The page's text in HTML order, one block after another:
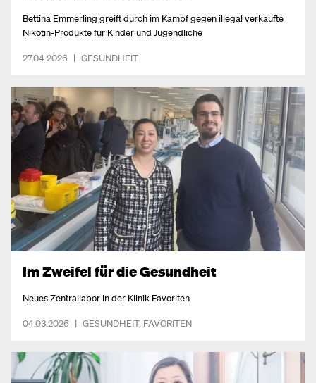
Bettina Emmerling greift durch im Kampf gegen illegal verkaufte
Nikotin-Produkte für Kinder und Jugendliche
27.04.2026 | GESUNDHEIT
Im Zweifel für die Gesundheit
Neues Zentrallabor in der Klinik Favoriten
04.03.2026 | GESUNDHEIT, FAVORITEN